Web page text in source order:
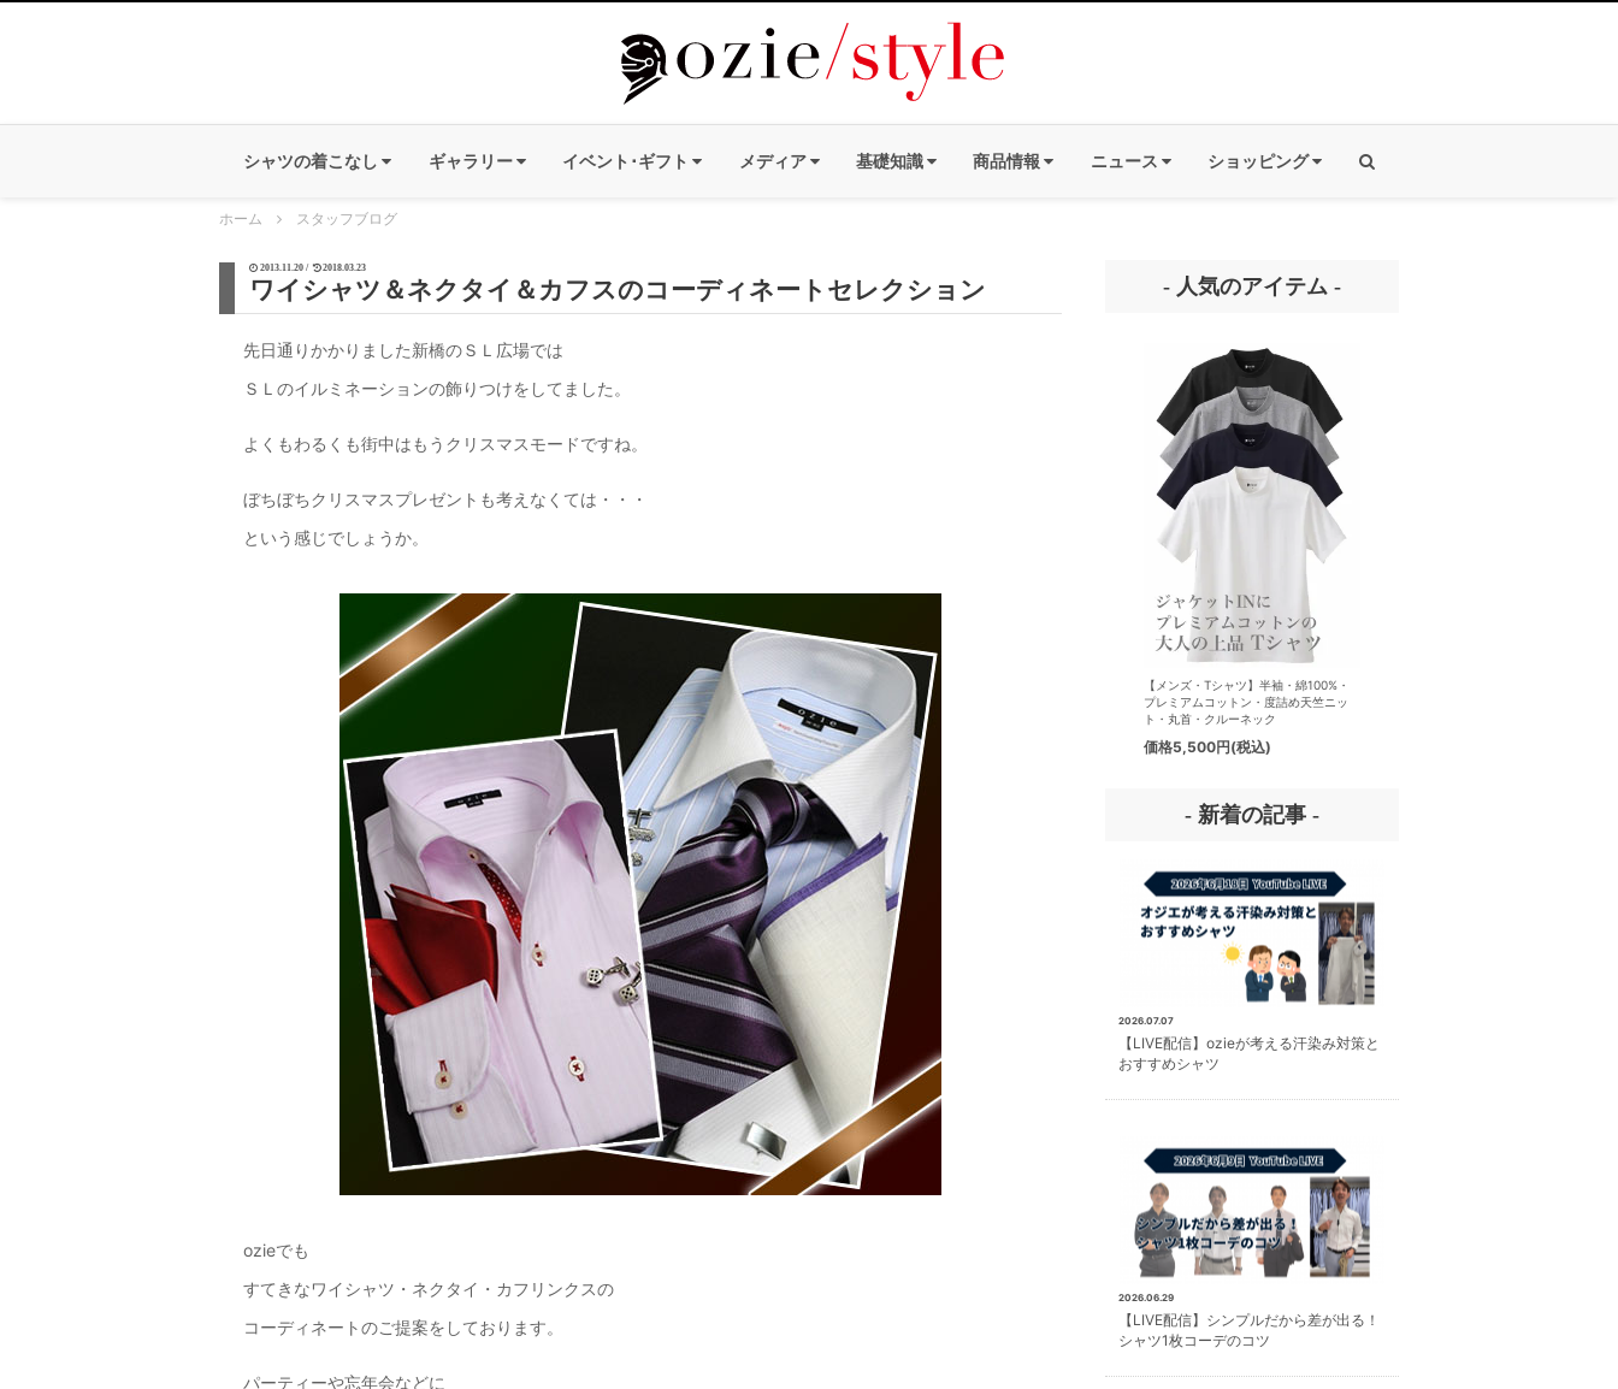
シャツの着こなし ギャラリー イベント･ギフト メディア 基礎知識 商品情報 ニュース ショッピング
ホーム スタッフブログ
2013.11.20 / 2018.03.23
ワイシャツ＆ネクタイ＆カフスのコーディネートセレクション
先日通りかかりました新橋のＳＬ広場では
ＳＬのイルミネーションの飾りつけをしてました。
よくもわるくも街中はもうクリスマスモードですね。
ぼちぼちクリスマスプレゼントも考えなくては・・・
という感じでしょうか。
ozieでも
すてきなワイシャツ・ネクタイ・カフリンクスの
コーディネートのご提案をしております。
パーティーや忘年会などに
- 人気のアイテム -
【メンズ・ドレスシャツ・ワイシャツ・
半袖】ナチュラルフィット・クールマッ
クス・ドライ・形態安定・オックスフォ
ード・イタリアンカラー・ボタンダウ
ン・スキッパー・第一ボタン無し
価格 7,150円
【メンズ・Tシャツ】半袖・綿100%・
プレミアムコットン・度詰め天竺ニッ
ト・丸首・クルーネック
価格5,500円(税込)
- 新着の記事 -
2026.07.07
【LIVE配信】ozieが考える汗染み対策と
おすすめシャツ
2026.06.29
【LIVE配信】シンプルだから差が出る！
シャツ1枚コーデのコツ